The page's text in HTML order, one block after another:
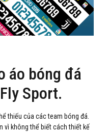
áo bóng đá
Sport.
thiếu của các team bóng đá.
vì không thể biết cách thiết kế